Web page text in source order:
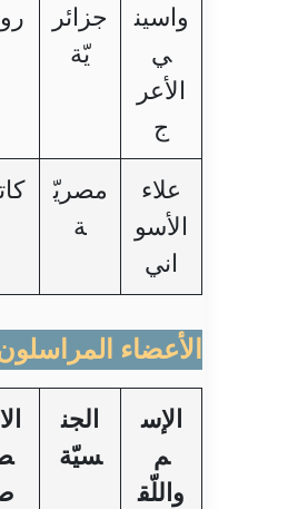
واسين
ي
الأعر
ج
جزائر
يّة
علاء
الأسو
اني
مصريّ
ة
الأعضاء
الإس
م
واللّق
الجن
سيّة